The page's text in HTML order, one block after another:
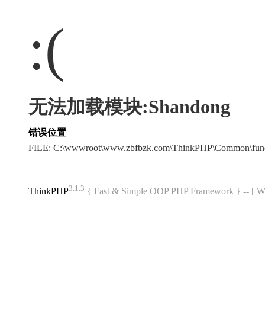
:(
无法加载模块:Shandong
错误位置
FILE:
ThinkPHP3.1.3 { Fast & Simple OOP PHP Framework } -- [